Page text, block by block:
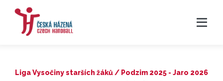
Liga Vysočiny starších žáků / Podzim 2025 - Jaro 2026